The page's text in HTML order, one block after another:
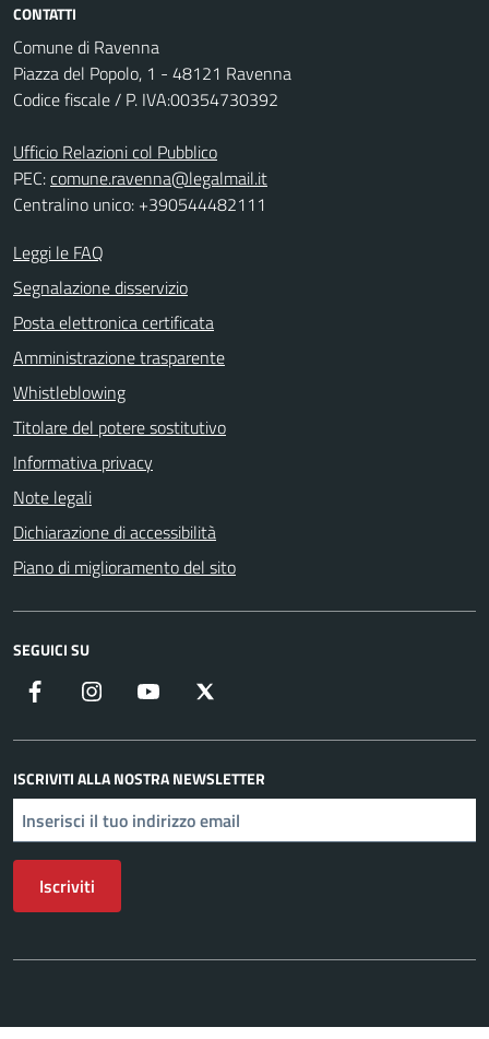
CONTATTI
Comune di Ravenna
Piazza del Popolo, 1 - 48121 Ravenna
Codice fiscale / P. IVA:00354730392
Ufficio Relazioni col Pubblico
PEC:comune.ravenna@legalmail.it
Centralino unico: +390544482111
Leggi le FAQ
Segnalazione disservizio
Posta elettronica certificata
Amministrazione trasparente
Whistleblowing
Titolare del potere sostitutivo
Informativa privacy
Note legali
Dichiarazione di accessibilità
Piano di miglioramento del sito
SEGUICI SU
Facebook Instagram YouTube
ISCRIVITI ALLA NOSTRA NEWSLETTER